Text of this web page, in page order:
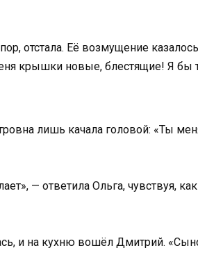
отстала. Её возмущение казалось
крышки новые, блестящие! Я бы
лишь качала головой: «Ты
— ответила Ольга, чувствуя, как
и на кухню вошёл Дмитрий.